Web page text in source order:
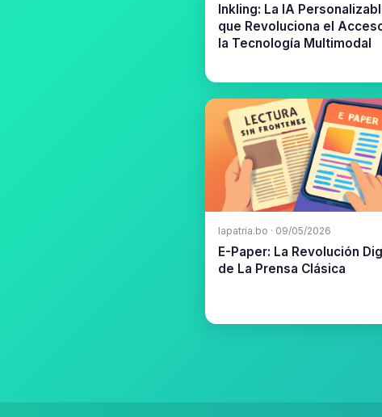
Inkling: La IA
que Revoluciona el
la Tecnología Multimodal
lapatria.bo · 09/05/2026
E-Paper: La Revolución
de La Prensa Clásica